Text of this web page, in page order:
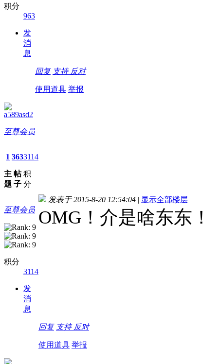
积分
963
发
消
息
回复 支持 反对
使用道具 举报
a589asd2
至尊会员
1
主
题
363
帖
子
3114
积
分
至尊会员
积分
3114
发
消
息
发表于 2015-8-20 12:54:04 | 显示全部楼层
OMG！介是啥东东！
回复 支持 反对
使用道具 举报